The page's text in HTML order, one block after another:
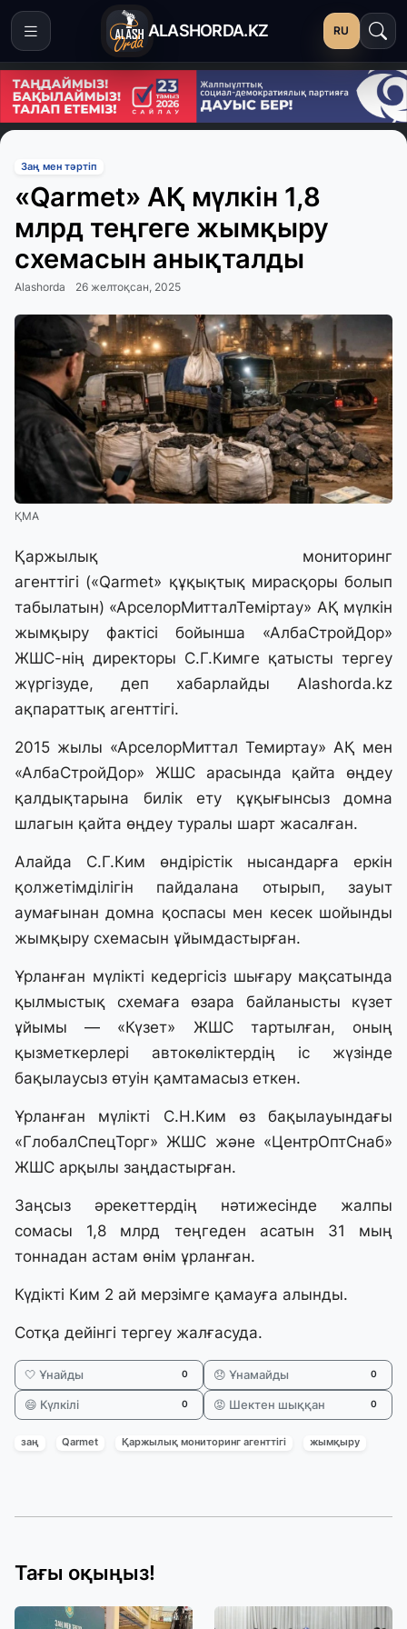
ALASHORDA.KZ RU
Заң мен тәртіп
«Qarmet» АҚ мүлкін 1,8
млрд теңгеге жымқыру
схемасын анықталды
Alashorda 26 желтоқсан, 2025
ҚМА
Қаржылық мониторинг
агенттігі («Qarmet» құқықтық мирасқоры болып
табылатын) «АрселорМитталТеміртау» АҚ мүлкін
жымқыру фактісі бойынша «АлбаСтройДор»
ЖШС-нің директоры С.Г.Кимге қатысты тергеу
жүргізуде, деп хабарлайды Alashorda.kz
ақпараттық агенттігі.
2015 жылы «АрселорМиттал Темиртау» АҚ мен
«АлбаСтройДор» ЖШС арасында қайта өңдеу
қалдықтарына билік ету құқығынсыз домна
шлагын қайта өңдеу туралы шарт жасалған.
Алайда С.Г.Ким өндірістік нысандарға еркін
қолжетімділігін пайдалана отырып, зауыт
аумағынан домна қоспасы мен кесек шойынды
жымқыру схемасын ұйымдастырған.
Ұрланған мүлікті кедергісіз шығару мақсатында
қылмыстық схемаға өзара байланысты күзет
ұйымы — «Күзет» ЖШС тартылған, оның
қызметкерлері автокөліктердің іс жүзінде
бақылаусыз өтуін қамтамасыз еткен.
Ұрланған мүлікті С.Н.Ким өз бақылауындағы
«ГлобалСпецТорг» ЖШС және «ЦентрОптСнаб»
ЖШС арқылы заңдастырған.
Заңсыз әрекеттердің нәтижесінде жалпы
сомасы 1,8 млрд теңгеден асатын 31 мың
тоннадан астам өнім ұрланған.
Күдікті Ким 2 ай мерзімге қамауға алынды.
Сотқа дейінгі тергеу жалғасуда.
🤍 Ұнайды 0 😞 Ұнамайды 0
😄 Күлкілі 0 😡 Шектен шыққан 0
заң Qarmet Қаржылық мониторинг агенттігі жымқыру
Тағы оқыңыз!